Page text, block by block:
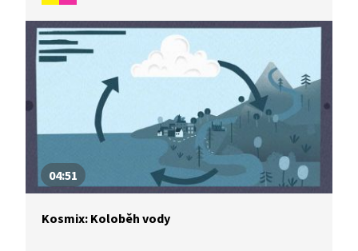
k ponoru do velkých hloubek. A co se při něm
naučili?
04:51
Kosmix: Koloběh vody